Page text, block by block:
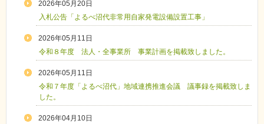
2026年05月20日
入札公告「よるべ沼代非常用自家発電設備設置工事」
2026年05月11日
令和８年度 法人・全事業所 事業計画を掲載致しました。
2026年05月11日
令和７年度「よるべ沼代」地域連携推進会議 議事録を掲載致しま
した。
2026年04月10日